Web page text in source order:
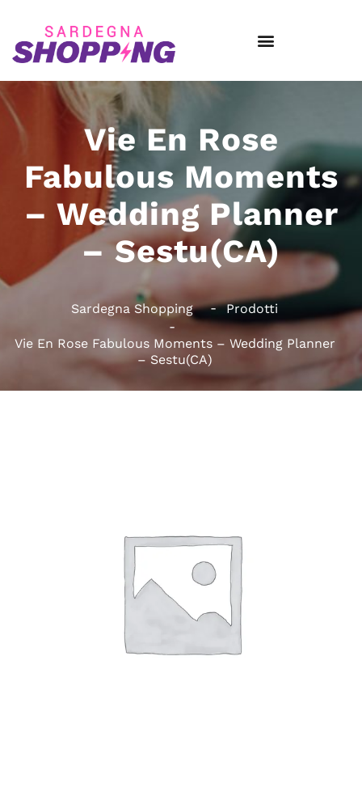
Vie En Rose
Fabulous Moments
– Wedding Planner
– Sestu(CA)
Sardegna Shopping Prodotti
Vie En Rose Fabulous Moments – Wedding Planner
– Sestu(CA)